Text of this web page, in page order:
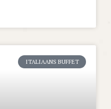
ITALIAANS BUFFET